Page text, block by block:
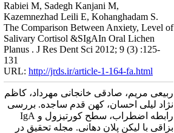
Rabiei M, Sadegh Kanjani M,
Kazemnezhad Leili E, Kohanghadam S.
The Comparison Between Anxiety, Level of
Salivary Cortisol &SIgAIn Oral Lichen
Planus . J Res Dent Sci 2012; 9 (3) :125-
131
URL: http://jrds.ir/article-1-164-fa.html
ربیعی مریم، صادقی خانجانی مهرداد، کاظم
نژاد لیلی احسان، کهن قدم ساجده. بررسی
رابطه اضطراب، سطح کورتیزول و IgA
بزاقی با لیکن پلان دهانی. مجله تحقیق در